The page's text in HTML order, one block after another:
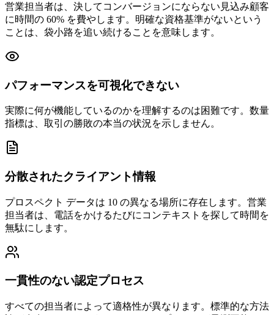
営業担当者は、決してコンバージョンにならない見込み顧客
に時間の 60% を費やします。明確な資格基準がないという
ことは、袋小路を追い続けることを意味します。
パフォーマンスを可視化できない
実際に何が機能しているのかを理解するのは困難です。数量
指標は、取引の勝敗の本当の状況を示しません。
分散されたクライアント情報
プロスペクト データは 10 の異なる場所に存在します。営業
担当者は、電話をかけるたびにコンテキストを探して時間を
無駄にします。
一貫性のない認定プロセス
すべての担当者によって適格性が異なります。標準的な方法